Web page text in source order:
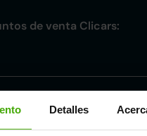
Detalles
de venta Clicars: